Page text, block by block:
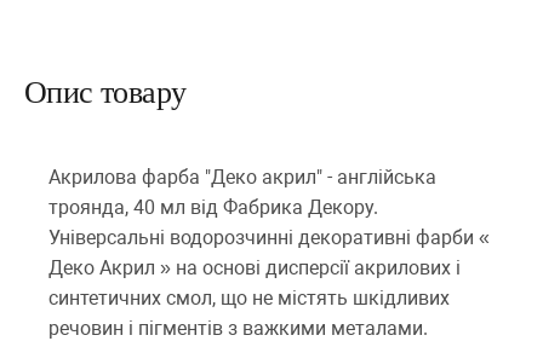
Опис товару
Акрилова фарба "Деко акрил" - англійська
троянда, 40 мл від Фабрика Декору.
Універсальні водорозчинні декоративні фарби «
Деко Акрил » на основі дисперсії акрилових і
синтетичних смол, що не містять шкідливих
речовин і пігментів з важкими металами.